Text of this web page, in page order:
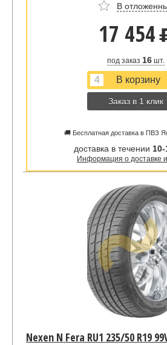
В
17 454
под заказ 16шт.
Заказ в 1 клик
🚚 Бесплатная доставка в ПВЗ
доставка в течении
Информация о доставке
Nexen N Fera RU1 235/50 R19